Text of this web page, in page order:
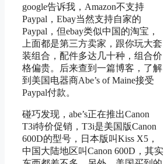
google告诉我，Amazon不支持
Paypal，Ebay当然支持自家的
Paypal，但ebay类似中国的淘宝，
上面都是第三方卖家，跟你玩大套
装组合，配件多达几十种，组合价
格偏贵。后来查到一篇博客，了解
到美国电器商Abe’s of Maine接受
Paypal付款。
碰巧发现，abe’s正在推出Canon
T3i特价促销，T3i是美国版Canon
600D的型号，日本版叫Kiss X5，
中国大陆地区叫Canon 600D，其实